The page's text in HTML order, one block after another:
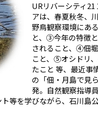
URリバーシティ
アは、春夏秋冬、
野鳥観察環境にあ
と、③今年の特徴
されること、④佃
こと、⑤オシドリ
たこと 等、最近事
の「佃・月島で見
発。自然観察指導
等を学びながら、石川島
を